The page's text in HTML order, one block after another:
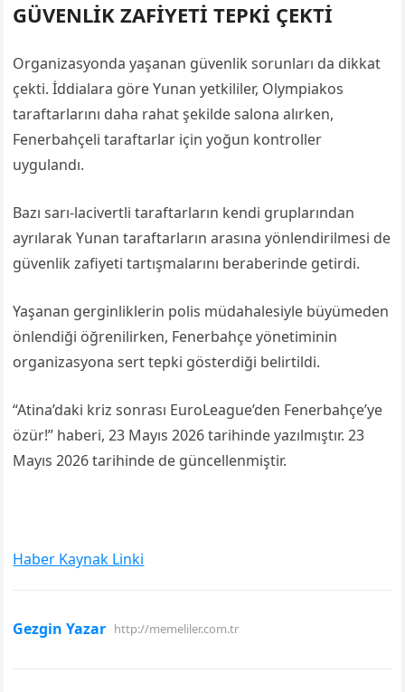
GÜVENLİK ZAFİYETİ TEPKİ ÇEKTİ
Organizasyonda yaşanan güvenlik sorunları da dikkat
çekti. İddialara göre Yunan yetkililer, Olympiakos
taraftarlarını daha rahat şekilde salona alırken,
Fenerbahçeli taraftarlar için yoğun kontroller
uygulandı.
Bazı sarı-lacivertli taraftarların kendi gruplarından
ayrılarak Yunan taraftarların arasına yönlendirilmesi de
güvenlik zafiyeti tartışmalarını beraberinde getirdi.
Yaşanan gerginliklerin polis müdahalesiyle büyümeden
önlendiği öğrenilirken, Fenerbahçe yönetiminin
organizasyona sert tepki gösterdiği belirtildi.
“Atina’daki kriz sonrası EuroLeague’den Fenerbahçe’ye
özür!” haberi, 23 Mayıs 2026 tarihinde yazılmıştır. 23
Mayıs 2026 tarihinde de güncellenmiştir.
Haber Kaynak Linki
Gezgin Yazar http://memeliler.com.tr